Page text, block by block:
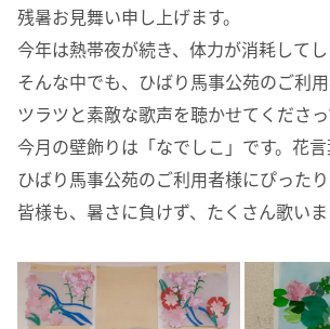
残暑お見舞い申し上げます。
今年は熱帯夜が続き、体力が消耗して
そんな中でも、ひばり馬事公苑のご利
ツラツと素敵な歌声を聴かせてくださっ
今月の壁飾りは「なでしこ」です。花言
ひばり馬事公苑のご利用者様にぴったり
皆様も、暑さに負けず、たくさん歌いま